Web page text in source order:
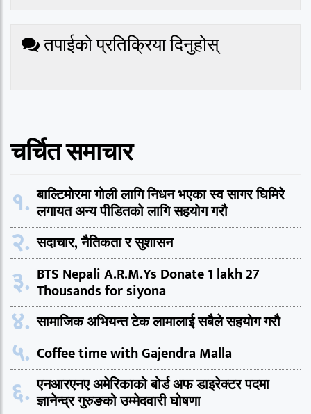
तपाईको प्रतिक्रिया दिनुहोस्
चर्चित समाचार
१. बाल्टिमोरमा गोली लागि निधन भएका स्व सागर घिमिरे
लगायत अन्य पीडितको लागि सहयोग गरौ
२. सदाचार, नैतिकता र सुशासन
३. BTS Nepali A.R.M.Ys Donate 1 lakh 27
Thousands for siyona
४. सामाजिक अभियन्त टेक लामालाई सबैले सहयोग गरौ
५. Coffee time with Gajendra Malla
६. एनआरएनए अमेरिकाको बोर्ड अफ डाइरेक्टर पदमा
ज्ञानेन्द्र गुरुङको उम्मेदवारी घोषणा